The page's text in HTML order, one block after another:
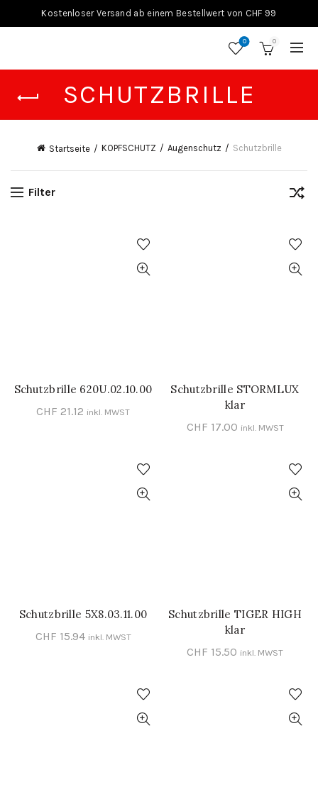
Kostenloser Versand ab einem Bestellwert von CHF 99
0 0
SCHUTZBRILLE
Startseite KOPFSCHUTZ Augenschutz Schutzbrille
Filter
IN DEN WARENKORB
Schutzbrille 620U.02.10.00
CHF 21.12 inkl. MWST
IN DEN WARENKORB
Schutzbrille STORMLUX
klar
CHF 17.00 inkl. MWST
IN DEN WARENKORB
Schutzbrille 5X8.03.11.00
CHF 15.94 inkl. MWST
IN DEN WARENKORB
Schutzbrille TIGER HIGH
klar
CHF 15.50 inkl. MWST